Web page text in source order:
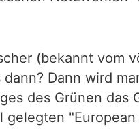
(bekannt
Dann wird
des Grünen